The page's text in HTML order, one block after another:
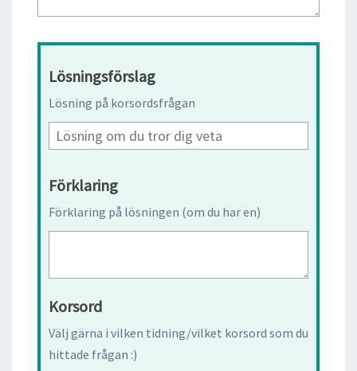
Lösningsförslag
Lösning på korsordsfrågan
Förklaring
Förklaring på lösningen (om du har en)
Korsord
Välj gärna i vilken tidning/vilket korsord som du
hittade frågan :)